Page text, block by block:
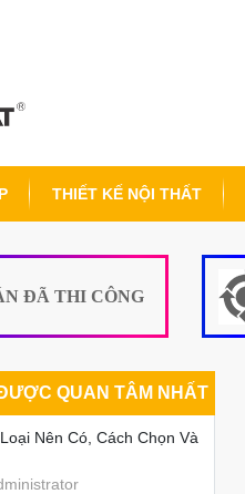
THIẾT KẾ NỘI THẤT
ĐÃ THI CÔNG
QUAN TÂM NHẤT
Nên Có, Cách Chọn Và